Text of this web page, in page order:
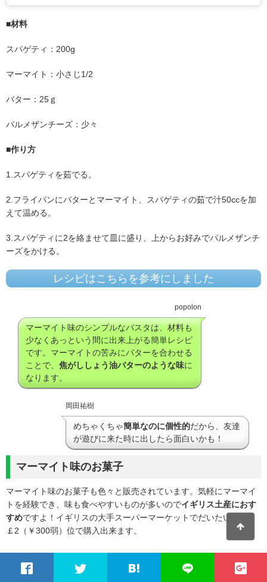
■材料
スパゲティ：200g
マーマイト：小さじ1/2
バター：25ｇ
パルメザンチーズ：少々
■作り方
1.スパゲティを茹でる。
2.フライパンにバターとマーマイト、スパゲティの茹で汁50ccを加
えて温める。
3.スパゲティに2を絡ませて皿に盛り、上からお好みでパルメザンチ
ーズをかける。
レシピはこちらを参考にしました
popolon
マーマイト味のシンプルなパスタは、材料も
少なくあっという間に出来上がる簡単レシピ
です。マーマイトの苦みにバターを合わせる
ことで、 焦がししょう油バターのような味に
なります。
岡田祐樹
めちゃくちゃ簡単なのに個性的だから、友達
が遊びに来た時に出したら面白いかも！
マーマイト味のお菓子
マーマイト味のお菓子も色々と販売されています。気軽にマーマイ
トを経験でき、味も食べやすいものが多いのでイギリス土産におす
すめですよ！イギリスの大手スーパーマーケットでだいたい
￡2（￥300弱）位で購入出来ます。